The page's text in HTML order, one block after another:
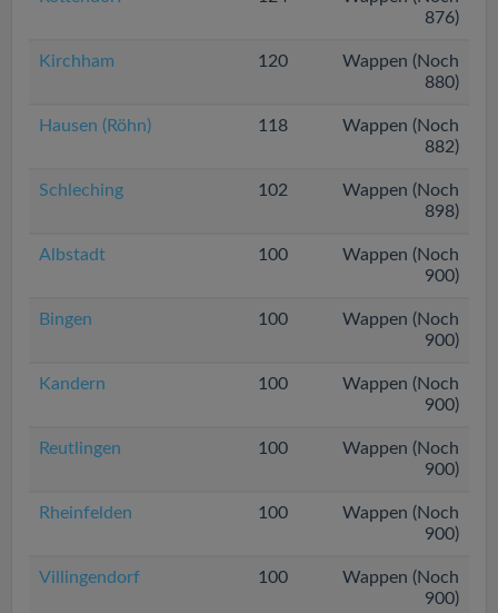
876)
Kirchham 120
Wappen (Noch
880)
Hausen (Röhn) 118
Wappen (Noch
882)
Schleching 102
Wappen (Noch
898)
Albstadt 100
Wappen (Noch
900)
Bingen 100
Wappen (Noch
900)
Kandern 100
Wappen (Noch
900)
Reutlingen 100
Wappen (Noch
900)
Rheinfelden 100
Wappen (Noch
900)
Villingendorf 100
Wappen (Noch
900)